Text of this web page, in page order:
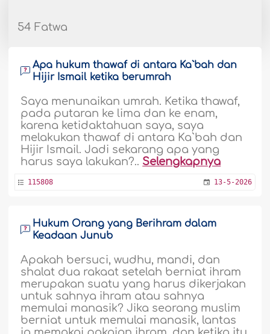
54 Fatwa
Apa hukum thawaf di antara Ka`bah dan
Hijir Ismail ketika berumrah
Saya menunaikan umrah. Ketika thawaf,
pada putaran ke lima dan ke enam,
karena ketidaktahuan saya, saya
melakukan thawaf di antara Ka`bah dan
Hijir Ismail. Jadi sekarang apa yang
harus saya lakukan?.. Selengkapnya
115808 13-5-2026
Hukum Orang yang Berihram dalam
Keadaan Junub
Apakah bersuci, wudhu, mandi, dan
shalat dua rakaat setelah berniat ihram
merupakan suatu yang harus dikerjakan
untuk sahnya ihram atau sahnya
memulai manasik? Jika seorang muslim
berniat untuk memulai manasik, lantas